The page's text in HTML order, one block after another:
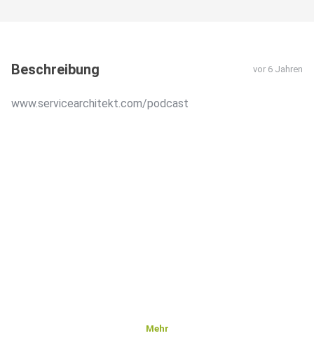
Beschreibung vor 6 Jahren
www.servicearchitekt.com/podcast
Mehr